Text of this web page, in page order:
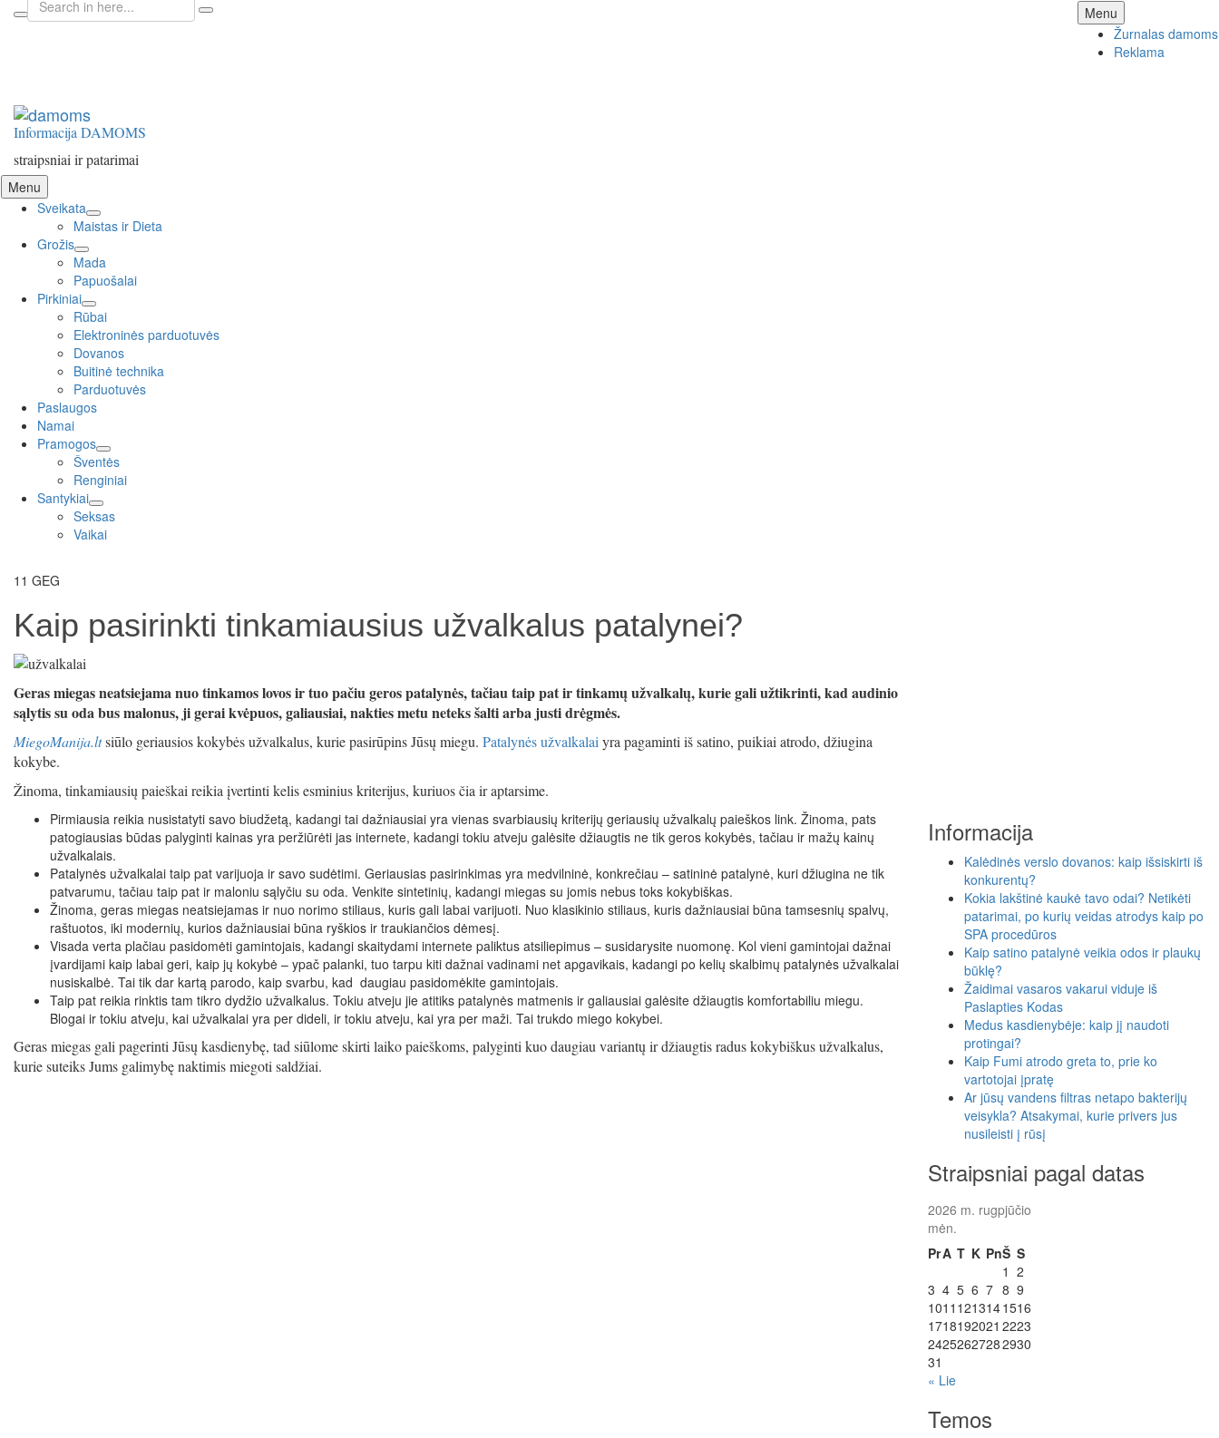
Menu Skip
to
content
Žurnalas damoms
Reklama
for:
Informacija DAMOMS
straipsniai ir patarimai
Menu Skip
to
content
Sveikata
expand
menu
Maistas ir Dieta
Grožis
expand
child
menu
Mada
Papuošalai
Pirkiniai
expand
child
menu
Rūbai
Elektroninės parduotuvės
Dovanos
Buitinė technika
Parduotuvės
Paslaugos
Namai
Pramogos
expand
child
Šventės
Renginiai
Santykiai
expand
child
Seksas
Vaikai
11 GEG
Kaip pasirinkti tinkamiausius užvalkalus patalynei?
Geras miegas neatsiejama nuo tinkamos lovos ir tuo pačiu geros patalynės, tačiau taip pat ir tinkamų užvalkalų, kurie gali užtikrinti, kad audinio
sąlytis su oda bus malonus, ji gerai kvėpuos, galiausiai, nakties metu neteks šalti arba justi drėgmės.
MiegoManija.ltsiūlo geriausios kokybės užvalkalus, kurie pasirūpins Jūsų miegu. Patalynės užvalkalaiyra pagaminti iš satino, puikiai atrodo, džiugina
kokybe.
Žinoma, tinkamiausių paieškai reikia įvertinti kelis esminius kriterijus, kuriuos čia ir aptarsime.
Pirmiausia reikia nusistatyti savo biudžetą, kadangi tai dažniausiai yra vienas svarbiausių kriterijų geriausių užvalkalų paieškos link. Žinoma, pats
patogiausias būdas palyginti kainas yra peržiūrėti jas internete, kadangi tokiu atveju galėsite džiaugtis ne tik geros kokybės, tačiau ir mažų kainų
užvalkalais.
Patalynės užvalkalai taip pat varijuoja ir savo sudėtimi. Geriausias pasirinkimas yra medvilninė, konkrečiau – satininė patalynė, kuri džiugina ne tik
patvarumu, tačiau taip pat ir maloniu sąlyčiu su oda. Venkite sintetinių, kadangi miegas su jomis nebus toks kokybiškas.
Žinoma, geras miegas neatsiejamas ir nuo norimo stiliaus, kuris gali labai varijuoti. Nuo klasikinio stiliaus, kuris dažniausiai būna tamsesnių spalvų,
raštuotos, iki modernių, kurios dažniausiai būna ryškios ir traukiančios dėmesį.
Visada verta plačiau pasidomėti gamintojais, kadangi skaitydami internete paliktus atsiliepimus – susidarysite nuomonę. Kol vieni gamintojai dažnai
įvardijami kaip labai geri, kaip jų kokybė – ypač palanki, tuo tarpu kiti dažnai vadinami net apgavikais, kadangi po kelių skalbimų patalynės užvalkalai
nusiskalbė. Tai tik dar kartą parodo, kaip svarbu, kad daugiau pasidomėkite gamintojais.
Taip pat reikia rinktis tam tikro dydžio užvalkalus. Tokiu atveju jie atitiks patalynės matmenis ir galiausiai galėsite džiaugtis komfortabiliu miegu.
Blogai ir tokiu atveju, kai užvalkalai yra per dideli, ir tokiu atveju, kai yra per maži. Tai trukdo miego kokybei.
Geras miegas gali pagerinti Jūsų kasdienybę, tad siūlome skirti laiko paieškoms, palyginti kuo daugiau variantų ir džiaugtis radus kokybiškus užvalkalus,
kurie suteiks Jums galimybę naktimis miegoti saldžiai.
Informacija
Kalėdinės verslo dovanos: kaip išsiskirti iš
konkurentų?
Kokia lakštinė kaukė tavo odai? Netikėti
patarimai, po kurių veidas atrodys kaip po
SPA procedūros
Kaip satino patalynė veikia odos ir plaukų
būklę?
Žaidimai vasaros vakarui viduje iš
Paslapties Kodas
Medus kasdienybėje: kaip jį naudoti
protingai?
Kaip Fumi atrodo greta to, prie ko
vartotojai įpratę
Ar jūsų vandens filtras netapo bakterijų
veisykla? Atsakymai, kurie privers jus
nusileisti į rūsį
Straipsniai pagal datas
2026 m. rugpjūčio
mėn.
PrA T K PnŠ S
1 2
3 4 5 6 7 8 9
1011 1213141516
1718192021 2223
24252627282930
31
« Lie
Temos